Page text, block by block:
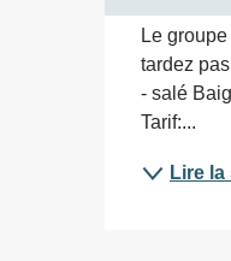
Le
tardez
- salé
Tarif:...
Lire